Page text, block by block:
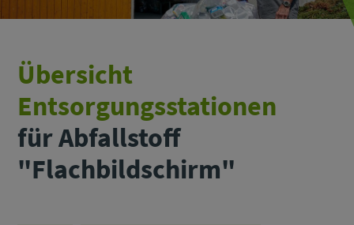
Übersicht
Entsorgungsstationen
für Abfallstoff
"Flachbildschirm"